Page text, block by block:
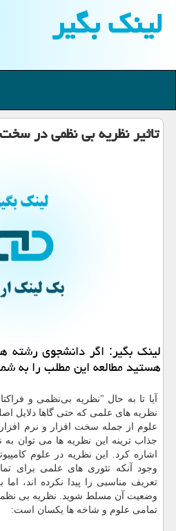
لینك بگیر
تاثیر نظریه بی نظمی در سخت
لینك بگیر: اگر دانشجوی رشته
هستید مطالعه این مطلب را به
آیا تا به حال "نظریه بی‌نظمی و
نظریه های علمی كه حتی گاها دلایل
علوم از جمله سخت افزار و نرم
جذاب ترینه این نظریه ها می توان
اشاره كرد. این نظریه در علوم
وجود آنكه تئوری های علمی برای
تعریف مناسبی را پیدا نكرده اند،
وضعیت آن مسلط شوید. نظریه بی
تمامی علوم و شاخه ها یكسان است: